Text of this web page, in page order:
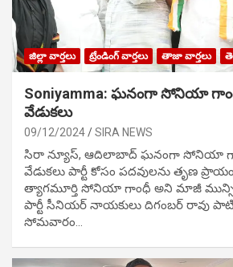
జిల్లా వార్తలు ట్రేండింగ్ వార్తలు తాజా వార్తలు
Soniyamma: ఘ‌నంగా సోనియా
వేడుక‌లు
09/12/2024 SIRA NEWS
సిరా న్యూస్, ఆదిలాబాద్ ఘ‌నంగా సోనియా
వేడుక‌లు పార్టీ కోసం ప‌ద‌వుల‌ను తృణ
త్యాగమూర్తి సోనియా గాంధీ అని మాజీ
పార్టీ సీనియ‌ర్ నాయ‌కులు దిగంబ‌ర్ రావు
సోమవారం…